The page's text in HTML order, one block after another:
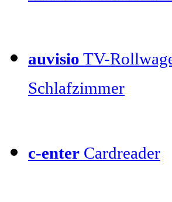
auvisio TV-
Schlafzimmer
c-enter Cardreader